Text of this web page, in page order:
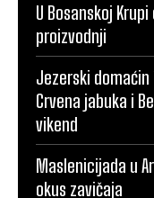
U Bosanskoj
proizvodnji
Jezerski
Crvena jabuka i
vikend
Maslenicijada u
okus zavičaja